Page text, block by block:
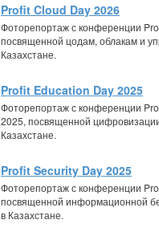
Profit Cloud Day 2026
Фоторепортаж с конференции
посвященной цодам, облакам и
Казахстане.
Profit Education Day 2025
Фоторепортаж с конференции
2025, посвященной
Казахстане.
Profit Security Day 2025
Фоторепортаж с конференции
посвященной информационной
в Казахстане.